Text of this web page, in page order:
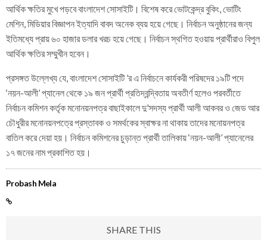
আর্থিক ক্ষতির মুখে পড়বে বাংলাদেশ সোসাইটি। বিশেষ করে ভোটকেন্দ্র বুকিং, ভোটিং
মেশিন, মিডিয়ার বিজ্ঞাপন ইত্যাদি বাবদ অনেক ব্যয় হয়ে গেছে। নির্বাচন অনুষ্ঠানের জন্য
ইতিমধ্যে প্রায় ৬০ হাজার ডলার খরচ হয়ে গেছে। নির্বাচন স্থগিত হওয়ায় প্রার্থীরাও বিপুল
আর্থিক ক্ষতির সম্মুখীন হবেন।
প্রসঙ্গত উল্লেখ্য যে, বাংলাদেশ সোসাইটি ’র এ নির্বাচনে কার্যকরী পরিষদের ১৯টি পদে
‘নয়ন-আলী’ প্যানেল থেকে ১৯ জন প্রার্থী প্রতিদ্বন্দ্বিতায় অবতীর্ণ হলেও পরবর্তীতে
নির্বাচন কমিশন কর্তৃক মনোনয়নপত্র বাছাইকালে দু’সদস্য প্রার্থী আলী আকবর ও জেড আর
চৌধুরীর মনোনয়নপত্রে প্রস্তাবক ও সমর্থকের স্বাক্ষর না থাকায় তাদের মনোয়নপত্র
বাতিল করে দেয়া হয়। নির্বাচন কমিশনের চুড়ান্ত প্রার্থী তালিকায় ‘নয়ন-আলী’ প্যানেলের
১৭ জনের নাম প্রকাশিত হয়।
Probash Mela
SHARE THIS